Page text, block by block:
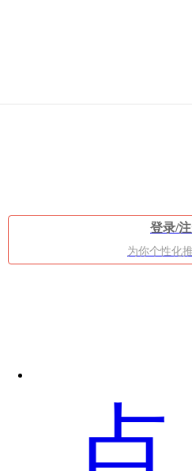
登录/
为你个性化